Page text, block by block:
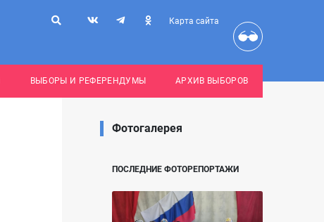
Карта сайта
ВЫБОРЫ И РЕФЕРЕНДУМЫ АРХИВ ВЫБОРОВ
Фотогалерея
ПОСЛЕДНИЕ ФОТОРЕПОРТАЖИ